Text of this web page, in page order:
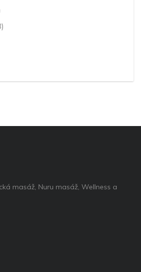
masáž, Nuru masáž, Wellness a